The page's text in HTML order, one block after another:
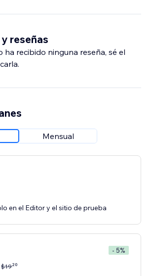
reseñas
ha recibido ninguna reseña, sé el
Mensual
en el Editor y el sitio de prueba
- 5%
$1920